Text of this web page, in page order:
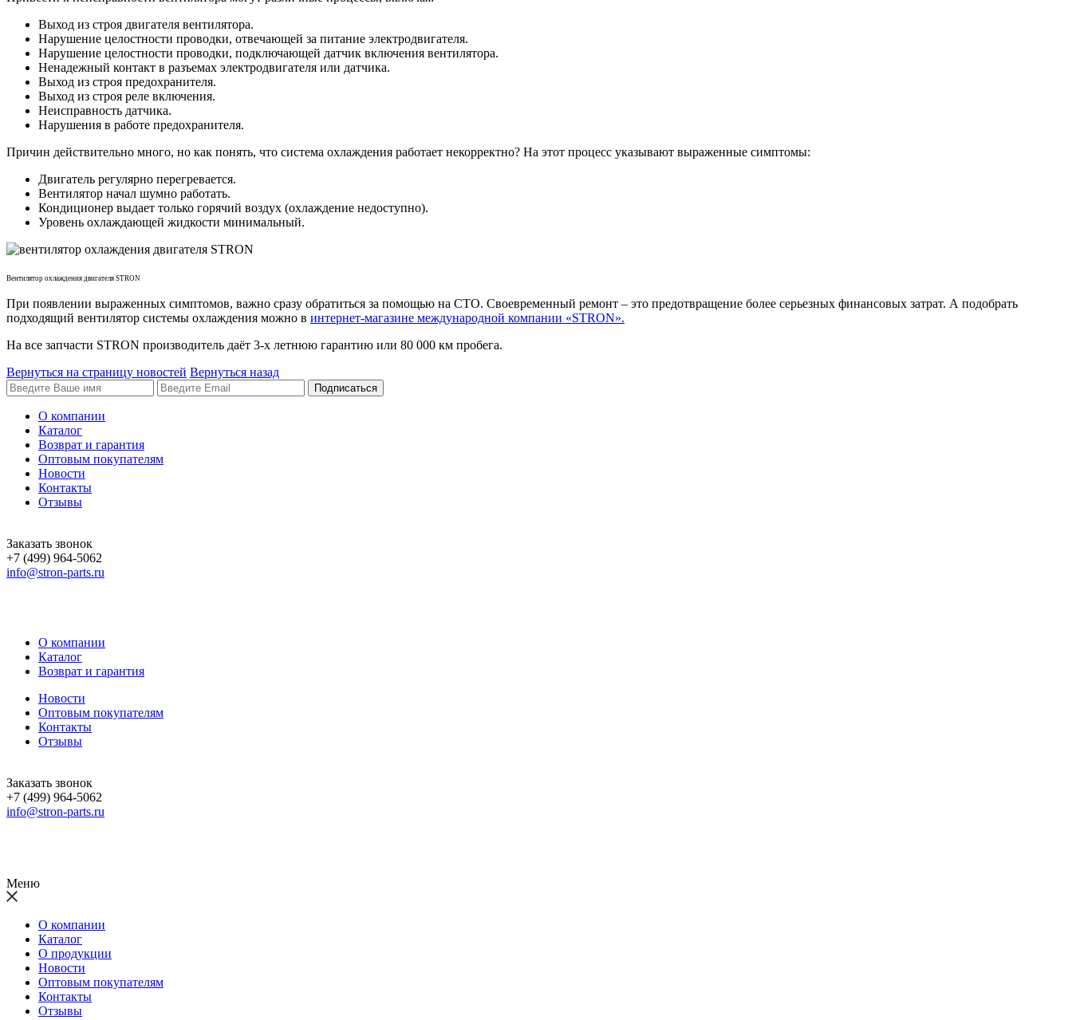
Выход из строя двигателя вентилятора.
Нарушение целостности проводки, отвечающей за питание электродвигателя.
Нарушение целостности проводки, подключающей датчик включения вентилятора.
Ненадежный контакт в разъемах электродвигателя или датчика.
Выход из строя предохранителя.
Выход из строя реле включения.
Неисправность датчика.
Нарушения в работе предохранителя.
Причин действительно много, но как понять, что система охлаждения работает некорректно? На этот процесс указывают выраженные симптомы:
Двигатель регулярно перегревается.
Вентилятор начал шумно работать.
Кондиционер выдает только горячий воздух (охлаждение недоступно).
Уровень охлаждающей жидкости минимальный.
Вентилятор охлаждения двигателя STRON
При появлении выраженных симптомов, важно сразу обратиться за помощью на СТО. Своевременный ремонт – это предотвращение более серьезных финансовых затрат. А подобрать
подходящий вентилятор системы охлаждения можно в интернет-магазине международной компании «STRON».
На все запчасти STRON производитель даёт 3-х летнюю гарантию или 80 000 км пробега.
Вернуться на страницу новостей Вернуться назад
Подписаться
О компании
Каталог
Возврат и гарантия
Оптовым покупателям
Новости
Контакты
Отзывы
Заказать звонок
+7 (499) 964-5062
info@stron-parts.ru
О компании
Каталог
Возврат и гарантия
Новости
Оптовым покупателям
Контакты
Отзывы
Заказать звонок
+7 (499) 964-5062
info@stron-parts.ru
Меню
О компании
Каталог
О продукции
Новости
Оптовым покупателям
Контакты
Отзывы